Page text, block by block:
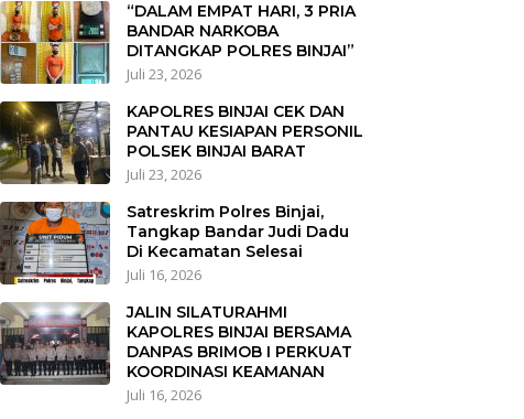
“DALAM EMPAT HARI, 3 PRIA
BANDAR NARKOBA
DITANGKAP POLRES BINJAI”
Juli 23, 2026
KAPOLRES BINJAI CEK DAN
PANTAU KESIAPAN PERSONIL
POLSEK BINJAI BARAT
Juli 23, 2026
Satreskrim Polres Binjai,
Tangkap Bandar Judi Dadu
Di Kecamatan Selesai
Juli 16, 2026
JALIN SILATURAHMI
KAPOLRES BINJAI BERSAMA
DANPAS BRIMOB I PERKUAT
KOORDINASI KEAMANAN
Juli 16, 2026